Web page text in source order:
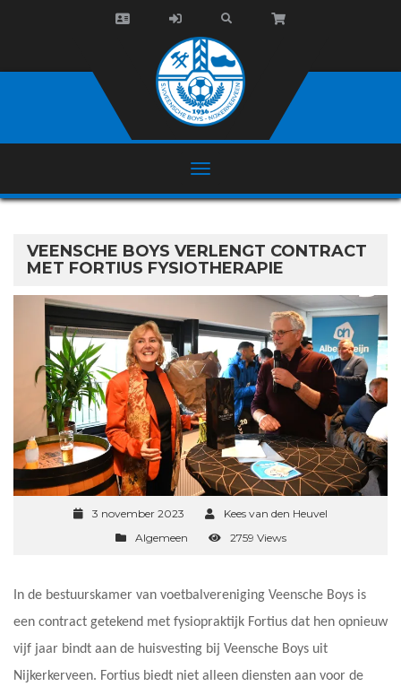
VEENSCHE BOYS VERLENGT CONTRACT
MET FORTIUS FYSIOTHERAPIE
3 november 2023
Kees van den Heuvel
Algemeen
2759 Views
In de bestuurskamer van voetbalvereniging Veensche Boys is
een contract getekend met fysiopraktijk Fortius dat hen opnieuw
vijf jaar bindt aan de huisvesting bij Veensche Boys uit
Nijkerkerveen. Fortius biedt niet alleen diensten aan voor de